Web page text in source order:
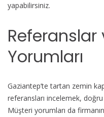
yapabilirsiniz.
Referanslar
Yorumları
Gaziantep’te tartan zemin
referansları incelemek,
Müşteri yorumları da